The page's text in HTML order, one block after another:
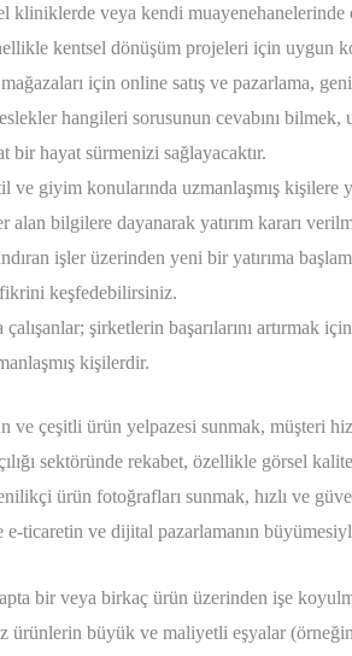
kliniklerde veya kendi muayenehanelerinde
kentsel dönüşüm projeleri için uygun
için online satış ve pazarlama,
hangileri sorusunun cevabını
bir hayat sürmenizi sağlayacaktır.
ve giyim konularında uzmanlaşmış kişilere
alan bilgilere dayanarak yatırım kararı
işler üzerinden yeni bir yatırıma
keşfedebilirsiniz.
şirketlerin başarılarını artırmak
kişilerdir.
ve çeşitli ürün yelpazesi sunmak, müşteri
sektöründe rekabet, özellikle görsel
ürün fotoğrafları sunmak, hızlı ve
e-ticaretin ve dijital pazarlamanın
bir veya birkaç ürün üzerinden işe
ürünlerin büyük ve maliyetli eşyalar